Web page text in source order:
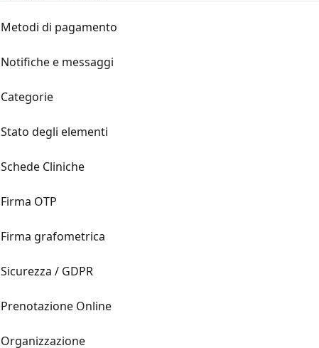
Metodi di pagamento
Notifiche e messaggi
Categorie
Stato degli elementi
Schede Cliniche
Firma OTP
Firma grafometrica
Sicurezza / GDPR
Prenotazione Online
Organizzazione